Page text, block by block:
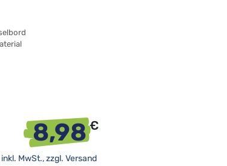
8,98€
inkl. MwSt., zzgl. Versand